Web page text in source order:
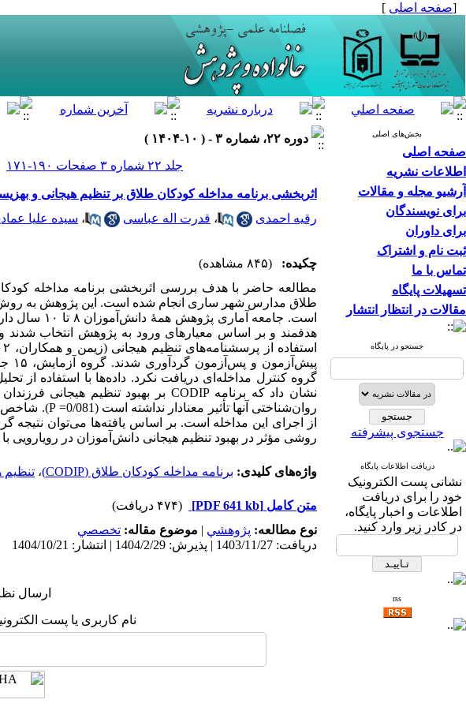
[صفحه اصلی ]
بخش‌های اصلی
صفحه اصلی
اطلاعات نشریه
آرشیو مجله و مقالات
برای نویسندگان
برای داوران
ثبت نام و اشتراک
تماس با ما
تسهیلات پایگاه
مقالات در انتظار انتشار
جستجو در پایگاه
جستجوی پیشرفته
دریافت اطلاعات پایگاه
نشانی پست الکترونیک
خود را برای دریافت
اطلاعات و اخبار پایگاه،
در کادر زیر وارد کنید.
rss
دوره ۲۲، شماره ۳ - ( ۱۰-۱۴۰۴ )
جلد ۲۲ شماره ۳ صفحات ۱۹۰-۱۷۱
اثربخشی برنامه مداخله کودکان طلاق بر تنظیم هیجانی و
رقیه احمدی
، قدرت اله عباسی ، سیده علیا
چکیده:
(۸۴۵ مشاهده)
طلاق مدارس شهر ساری انجام شده است. این پژوهش به
هدفمند و بر اساس معیارهای ورود به پژوهش انتخاب شدند
روشی مؤثر در بهبود تنظیم هیجانی دانش‌آموزان در رویارویی
واژه‌های کلیدی: برنامه مداخله کودکان طلاق (CODIP) ، تنظیم
متن کامل [PDF 641 kb]
(۴۷۴ دریافت)
نوع مطالعه: پژوهشي | موضوع مقاله: تخصصي
دریافت: 1403/11/27 | پذیرش: 1404/2/29 | انتشار: 1404/10/21
ارسال
نام کاربری یا پست